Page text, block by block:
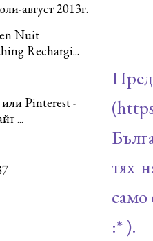
тях
само
:* ).
август 2013г.
Nuit
Rechargi...
Pinterest -
...